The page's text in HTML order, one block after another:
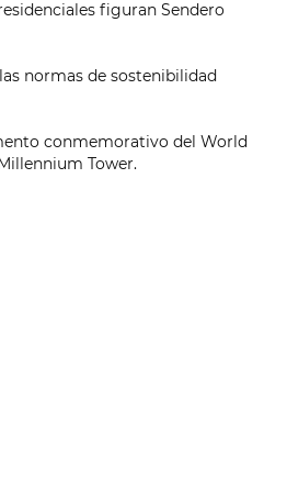
figuran Sendero
normas de sostenibilidad
conmemorativo del World
Tower.